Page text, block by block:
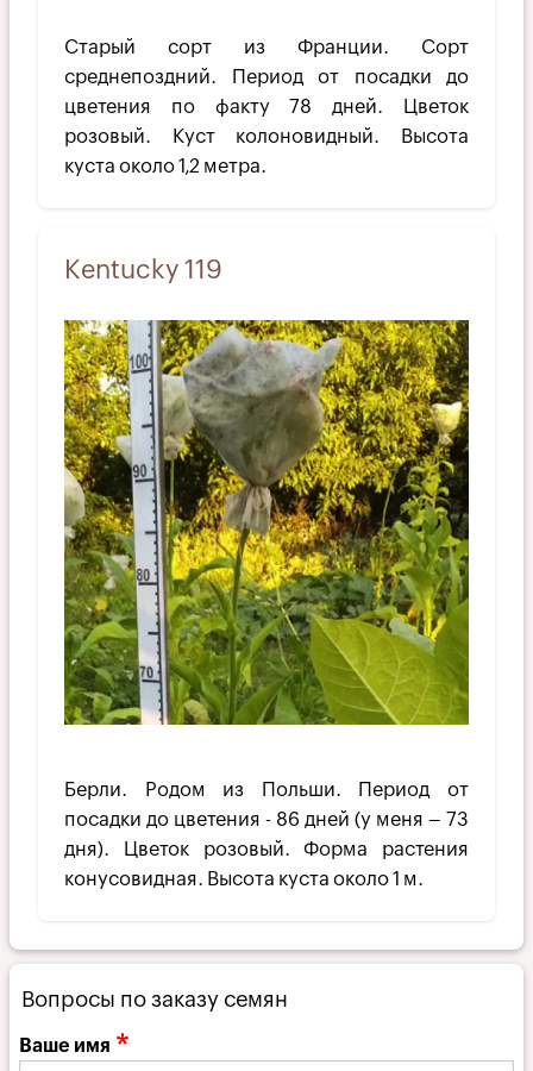
Старый сорт из Франции. Сорт
среднепоздний. Период от посадки до
цветения по факту 78 дней. Цветок
розовый. Куст колоновидный. Высота
куста около 1,2 метра.
Kentucky 119
Берли. Родом из Польши. Пе­риод от
посадки до цветения - 86 дней (у меня – 73
дня). Цветок розовый. Форма растения
конусовидная. Высота куста около 1 м.
Вопросы по заказу семян
Ваше имя